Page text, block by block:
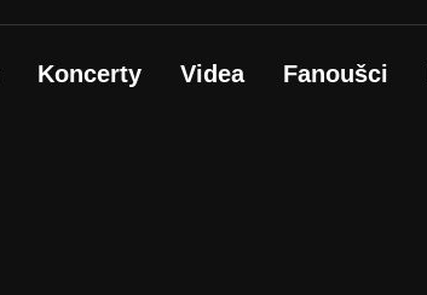
Koncerty Videa Fanoušci